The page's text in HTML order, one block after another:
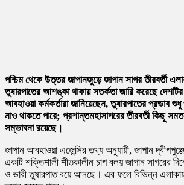
পশ্চিম থেকে উত্তর জাপানজুড়ে জাপান সাগর তীরবর্তী
তুষারপাতের আশঙ্কা থাকায় সতর্কতা জারি করেছে
আবহাওয়া কর্মকর্তারা জানিয়েছেন, তুষারপাতের প্রভাব
নাও থাকতে পারে; প্রশান্তমহাসাগরের তীরবর্তী কিছু
সম্ভাবনা রয়েছে।
জাপান আবহাওয়া এজেন্সির তথ্য অনুযায়ী, জাপান
একটি শক্তিশালী শীতকালীন চাপ বলয় জাপান সাগরের
ও ভারী তুষারপাত বয়ে আনছে। এর ফলে বিভিন্ন এলাকায়